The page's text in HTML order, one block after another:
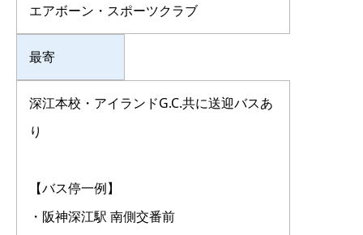
エアボーン・スポーツクラブ
最寄
深江本校・アイランドG.C.共に送迎バスあ
り
【バス停一例】
・阪神深江駅 南側交番前